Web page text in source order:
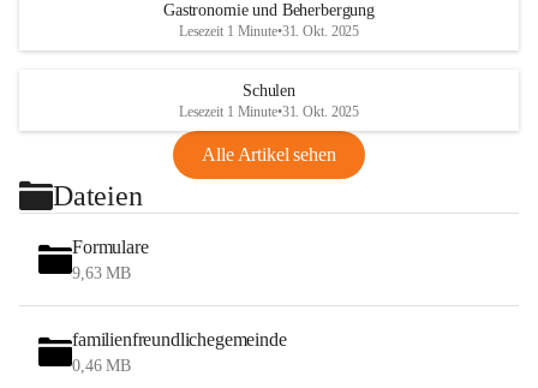
Gastronomie und Beherbergung
Lesezeit 1 Minute•31. Okt. 2025
Schulen
Lesezeit 1 Minute•31. Okt. 2025
Alle Artikel sehen
Dateien
Formulare
9,63 MB
familienfreundlichegemeinde
0,46 MB